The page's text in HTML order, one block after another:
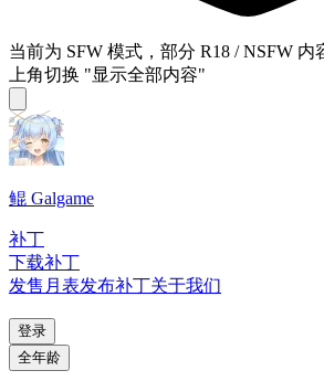
当前为 SFW 模式，部分 R18 / NSFW
上角切换 "显示全部内容"
鲲 Galgame
补丁
下载补丁
发售月表发布补丁关于我们
登录
全年龄